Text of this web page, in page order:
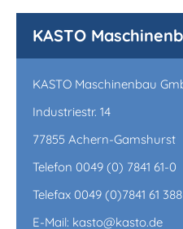
KASTO
KASTO Maschinenbau
Industriestr. 14
77855 Achern-Gamshurst
Telefon 0049 (0) 7841 61-0
Telefax 0049 (0)7841 61 388
E-Mail: kasto@kasto.de